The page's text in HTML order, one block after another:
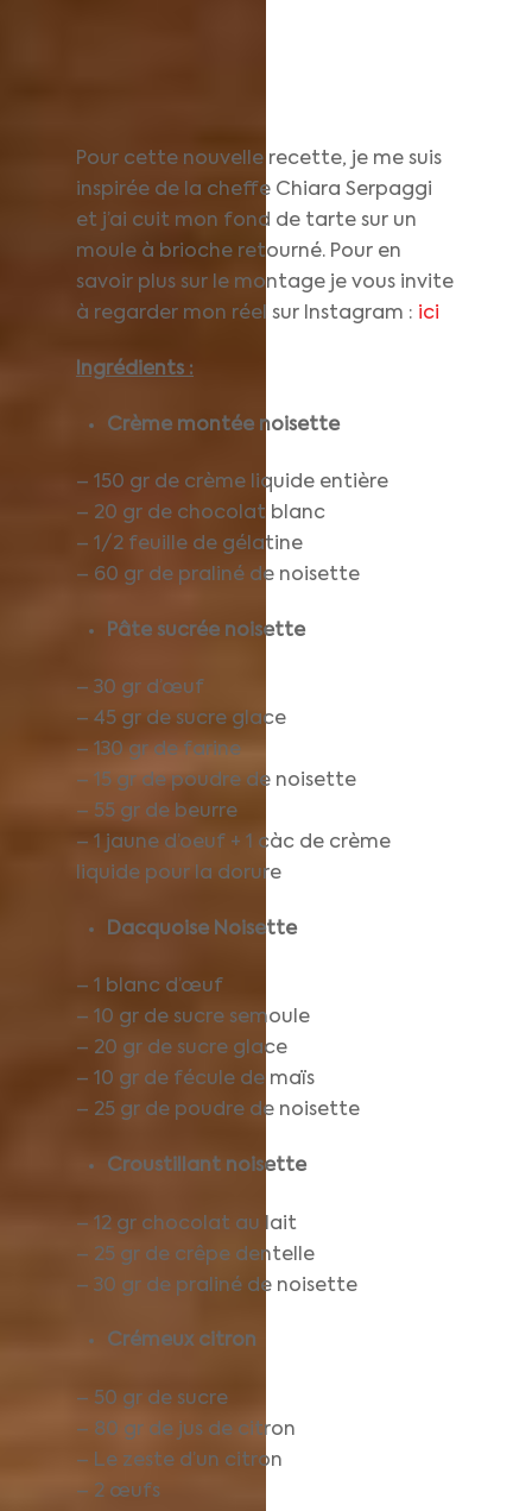
Pour cette nouvelle recette, je me suis
inspirée de la cheffe Chiara Serpaggi
et j’ai cuit mon fond de tarte sur un
moule à brioche retourné. Pour en
savoir plus sur le montage je vous invite
à regarder mon réel sur Instagram : ici
Ingrédients :
Crème montée noisette
– 150 gr de crème liquide entière
– 20 gr de chocolat blanc
– 1/2 feuille de gélatine
– 60 gr de praliné de noisette
Pâte sucrée noisette
– 30 gr d’œuf
– 45 gr de sucre glace
– 130 gr de farine
– 15 gr de poudre de noisette
– 55 gr de beurre
– 1 jaune d’oeuf + 1 càc de crème
liquide pour la dorure
Dacquoise Noisette
– 1 blanc d’œuf
– 10 gr de sucre semoule
– 20 gr de sucre glace
– 10 gr de fécule de maïs
– 25 gr de poudre de noisette
Croustillant noisette
– 12 gr chocolat au lait
– 25 gr de crêpe dentelle
– 30 gr de praliné de noisette
Crémeux citron
– 50 gr de sucre
– 80 gr de jus de citron
– Le zeste d’un citron
– 2 œufs